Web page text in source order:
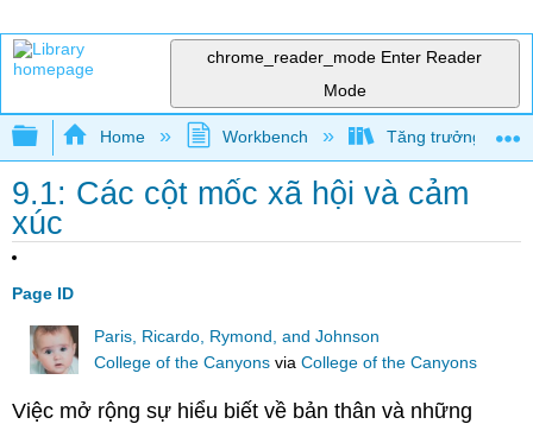
chrome_reader_mode Enter Reader
Mode
Expand/collapse global hierarchy
Home Workbench Tăng trưởng và
9.1: Các cột mốc xã hội và cảm
xúc
Page ID
Paris, Ricardo, Rymond, and Johnson
College of the Canyons viaCollege of the Canyons
Việc mở rộng sự hiểu biết về bản thân và những